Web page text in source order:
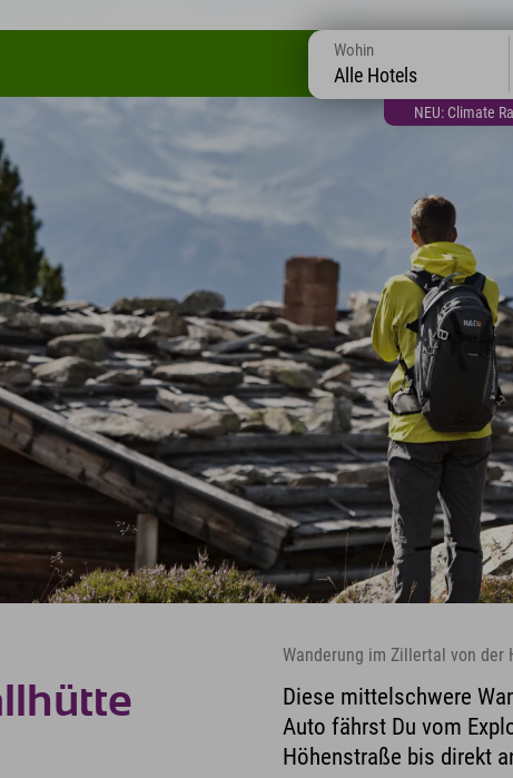
NEU: Climate
Wohin
Alle Hotels
Wanderung im Zillertal von
Diese mittelschwere
Auto fährst Du vom
Höhenstraße bis direkt